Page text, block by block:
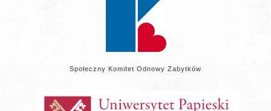
Społeczny Komitet Odnowy Zabytków